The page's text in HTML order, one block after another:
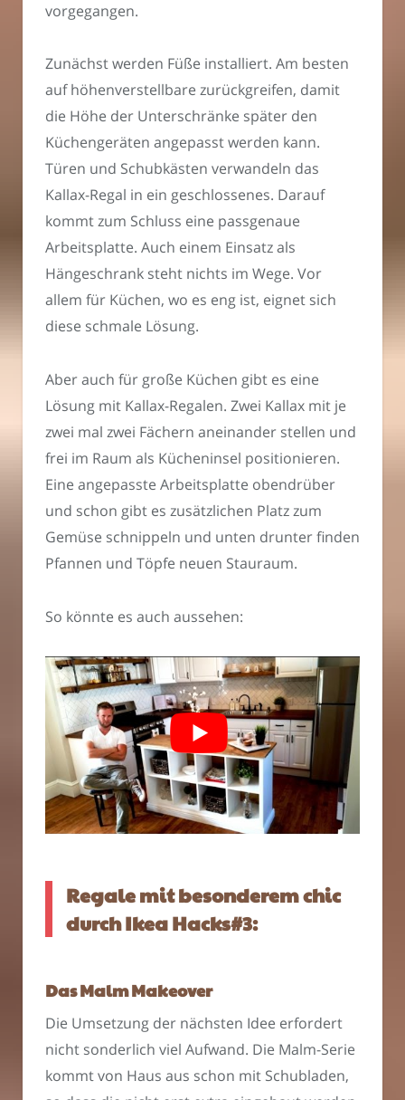
vorgegangen.
Zunächst werden Füße installiert. Am besten
auf höhenverstellbare zurückgreifen, damit
die Höhe der Unterschränke später den
Küchengeräten angepasst werden kann.
Türen und Schubkästen verwandeln das
Kallax-Regal in ein geschlossenes. Darauf
kommt zum Schluss eine passgenaue
Arbeitsplatte. Auch einem Einsatz als
Hängeschrank steht nichts im Wege. Vor
allem für Küchen, wo es eng ist, eignet sich
diese schmale Lösung.
Aber auch für große Küchen gibt es eine
Lösung mit Kallax-Regalen. Zwei Kallax mit je
zwei mal zwei Fächern aneinander stellen und
frei im Raum als Kücheninsel positionieren.
Eine angepasste Arbeitsplatte obendrüber
und schon gibt es zusätzlichen Platz zum
Gemüse schnippeln und unten drunter finden
Pfannen und Töpfe neuen Stauraum.
So könnte es auch aussehen:
Regale mit besonderem chic
durch Ikea Hacks#3:
Das Malm Makeover
Die Umsetzung der nächsten Idee erfordert
nicht sonderlich viel Aufwand. Die Malm-Serie
kommt von Haus aus schon mit Schubladen,